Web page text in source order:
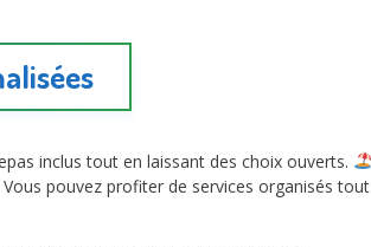
inclus tout en laissant des choix ouverts.
pouvez profiter de services organisés tout